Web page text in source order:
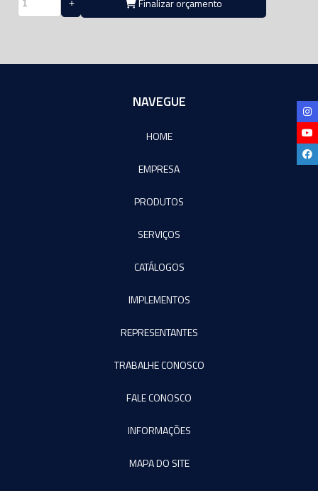
NAVEGUE
HOME
EMPRESA
PRODUTOS
SERVIÇOS
CATÁLOGOS
IMPLEMENTOS
REPRESENTANTES
TRABALHE CONOSCO
FALE CONOSCO
INFORMAÇÕES
MAPA DO SITE